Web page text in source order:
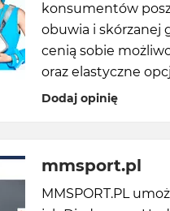
konsumentów
obuwia i skórzanej
cenią sobie
oraz elastyczne
Dodaj opinię
mmsport.pl
MMSPORT.PL